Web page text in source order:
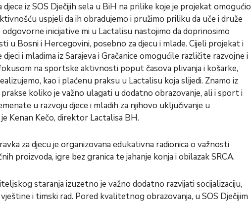
djece iz SOS Dječijih sela u BiH na prilike koje je projekat omogućio
uspjeli da ih obradujemo i pružimo priliku da uče i druže
inicijative mi u Lactalisu nastojimo da doprinosimo
u Bosni i Hercegovini, posebno za djecu i mlade. Cijeli projekat i
i mladima iz Sarajeva i Gračanice omogućile različite razvojne i
na sportske aktivnosti poput časova plivanja i košarke,
kao i plaćenu praksu u Lactalisu koja slijedi. Znamo iz
koliko je važno ulagati u dodatno obrazovanje, ali i sport i
u razvoju djece i mladih za njihovo uključivanje u
Kenan Kečo, direktor Lactalisa BH.
za djecu je organizovana edukativna radionica o važnosti
proizvoda, igre bez granica te jahanje konja i obilazak SRCA.
staranja izuzetno je važno dodatno razvijati socijalizaciju,
i timski rad. Pored kvalitetnog obrazovanja, u SOS Dječijim